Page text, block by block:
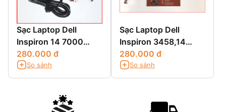
Sạc Laptop Dell
Inspiron 14 7000
7437 N7437
280.000 đ
So sánh
Sạc Laptop Dell
Inspiron 3458,14
3458,14 3000
3458,N3458
280.000 đ
So sánh